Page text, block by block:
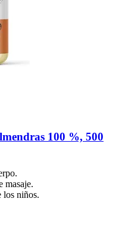
100 %, 500
masaje.
los niños.